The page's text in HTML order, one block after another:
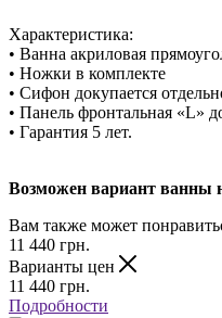
Характеристика:
• Ванна акриловая
• Ножки в комплекте
• Сифон докупается
• Панель фронтальная «L»
• Гарантия 5 лет.
Возможен вариант ванны
Вам также может
11 440 грн.
Варианты цен
11 440 грн.
Подробности